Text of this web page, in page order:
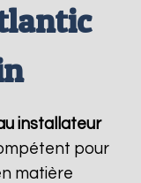
installateur
pour
matière